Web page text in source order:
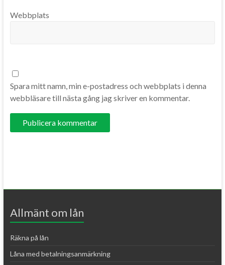
Webbplats
Spara mitt namn, min e-postadress och webbplats i denna
webbläsare till nästa gång jag skriver en kommentar.
r
n
a
i
Allmänt om lån
Räkna på lån
Låna med betalningsanmärkning